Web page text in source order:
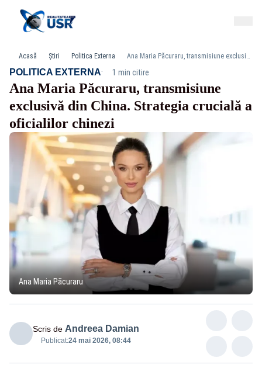
Acasă Știri Politica Externa Ana Maria Păcuraru, transmisiune exclusivă din China. Strategia crucială a oficialilor chinezi
POLITICA EXTERNA· 1 min citire
Ana Maria Păcuraru, transmisiune
exclusivă din China. Strategia crucială a
oficialilor chinezi
Ana Maria Păcuraru
Scris de Andreea Damian
Publicat:24 mai 2026, 08:44